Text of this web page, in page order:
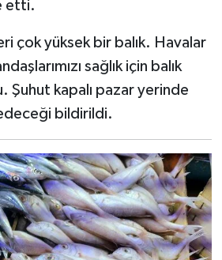
etti.
çok yüksek bir balık. Havalar
sağlık için balık
kapalı pazar yerinde
edeceği bildirildi.